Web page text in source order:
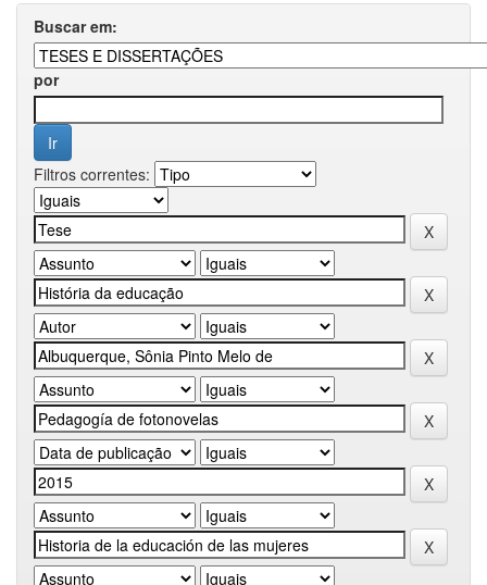
Buscar em:
por
Filtros correntes: